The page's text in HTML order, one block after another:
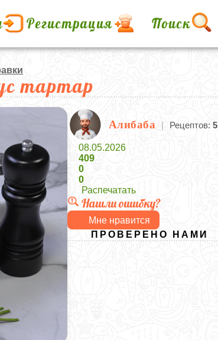
Регистрация Поиск
тартар
Алибаба | Рецептов:5
08.05.2026
409
0
0
Распечатать
Нашли ошибку?
Мне нравится
ПРОВЕРЕНО НАМИ